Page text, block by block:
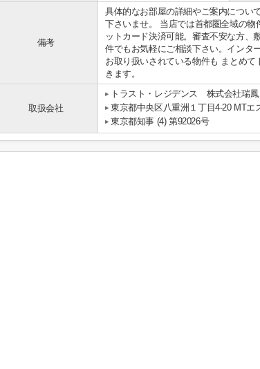
備考
具体的なお部屋の詳細やご案内につい
下さいませ。 当店では首都圏全域の
ットカード決済可能。審査不安な方、
件でもお気軽にご相談下さい。インタ
お取り扱いされている物件も まとめ
きます。
取扱会社
トラスト・レジデンス 株式会社瑞
東京都中央区八重洲１丁目4-20 MTエ
東京都知事 (4) 第92026号